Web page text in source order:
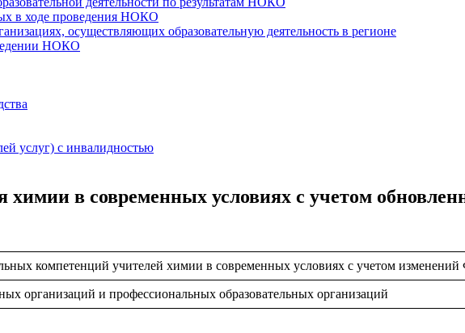
в ходе проведения НОКО
осуществляющих образовательную деятельность в регионе
НОКО
услуг) с инвалидностью
химии в современных условиях с учетом
компетенций учителей химии в совремeнных условиях с учетом
организаций и профессиональных образовательных организаций